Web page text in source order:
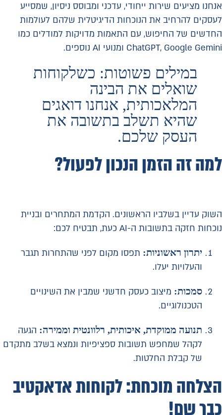
אנחנו מציעים שירות ייחודי, עדכני ומבוסס ניסיון, שמסייע
לעסקים להרחיב את הנוכחות הדיגיטלית שלהם לעולמות
החדשים של החיפוש, עם התאמות מדויקות למודלים כמו
ChatGPT, Google Gemini ומנועי AI נוספים.
במילים פשוטות: כשלקוחות
שואלים את הבינה
המלאכותית, אנחנו דואגים
שהיא תשלב בתשובה את
העסק שלכם.
למה זה הזמן הנכון לפעול?
השוק עדיין בשלביו הראשונים. הקדמת המתחרים ובניית
נוכחות חזקה בתשובות ה-AI כעת, תבטיח לכם:
יתרון ראשוניות: תפסו מקום לפני שהתחרות תגבר
והעלויות יעלו.
סמכות: מיצוב כעסק חדשני שמבין את השינויים
הטכנולוגיים.
תנועה ממוקדת, איכותית, רלוונטית וממירה: הגעה
לקהל שמחפש תשובות ספציפיות ונמצא בשלב מתקדם
של קבלת החלטות.
הצלחה מוכחת: לקוחות אדאקטיב
כבר שם!